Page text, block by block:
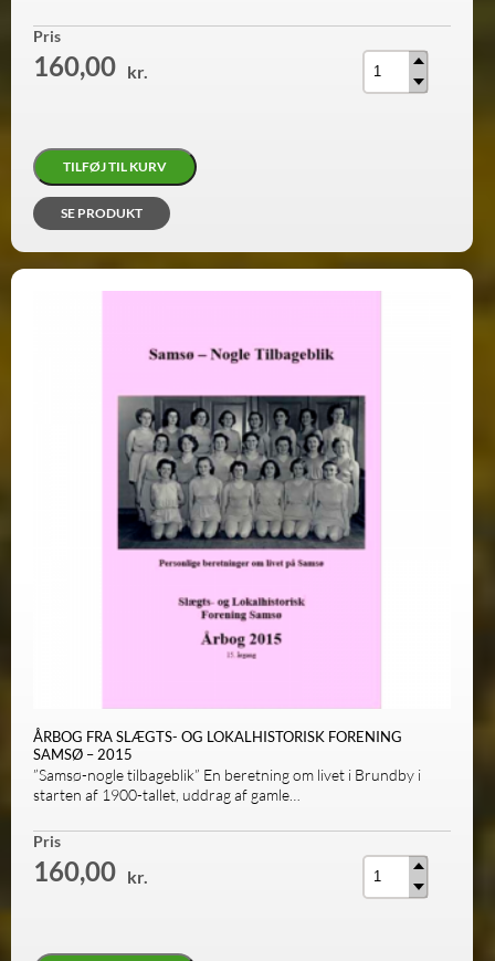
Pris
160,00 kr.
TILFØJ TIL KURV
SE PRODUKT
ÅRBOG FRA SLÆGTS- OG LOKALHISTORISK FORENING
SAMSØ – 2015
”Samsø-nogle tilbageblik” En beretning om livet i Brundby i
starten af 1900-tallet, uddrag af gamle…
Pris
160,00 kr.